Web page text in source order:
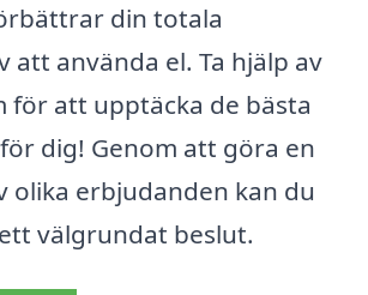
din totala
att använda el. Ta hjälp av
att upptäcka de bästa
dig! Genom att göra en
olika erbjudanden kan du
välgrundat beslut.